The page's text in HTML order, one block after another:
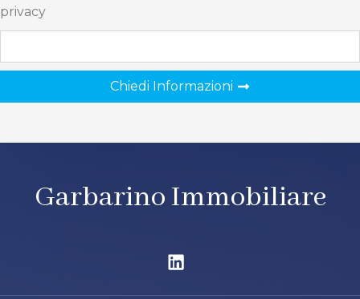
privacy
Chiedi Informazioni
Garbarino Immobiliare